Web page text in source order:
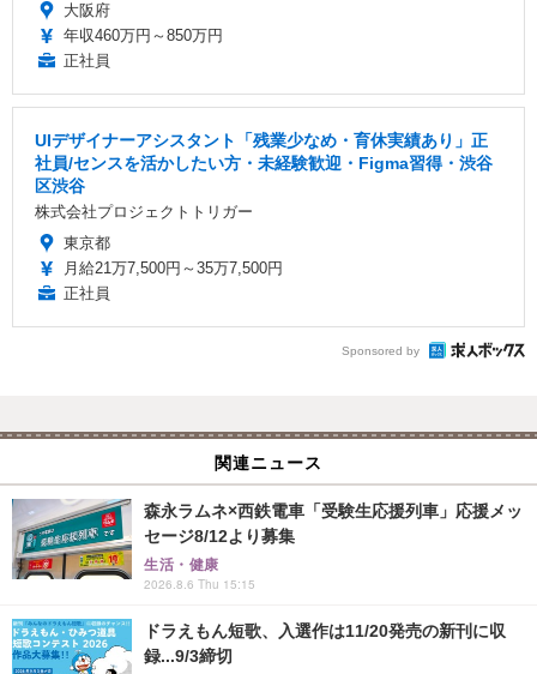
大阪府
年収460万円～850万円
正社員
UIデザイナーアシスタント「残業少なめ・育休実績あり」正
社員/センスを活かしたい方・未経験歓迎・Figma習得・渋谷
区渋谷
株式会社プロジェクトトリガー
東京都
月給21万7,500円～35万7,500円
正社員
Sponsored by
関連ニュース
森永ラムネ×西鉄電車「受験生応援列車」応援メッ
セージ8/12より募集
生活・健康
2026.8.6 Thu 15:15
ドラえもん短歌、入選作は11/20発売の新刊に収
録...9/3締切